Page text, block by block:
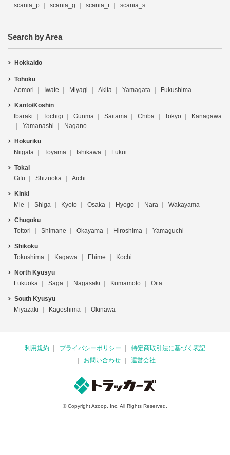
scania_p
scania_g scania_r scania_s
Search by Area
Hokkaido
Tohoku
Aomori
Iwate Miyagi Akita Yamagata Fukushima
Kanto/Koshin
Ibaraki
Tochigi Gunma Saitama Chiba Tokyo
Kanagawa
Yamanashi
Nagano
Hokuriku
Niigata
Toyama Ishikawa Fukui
Tokai
Gifu
Shizuoka Aichi
Kinki
Mie
Shiga Kyoto Osaka Hyogo Nara Wakayama
Chugoku
Tottori
Shimane Okayama Hiroshima Yamaguchi
Shikoku
Tokushima
Kagawa Ehime Kochi
North Kyusyu
Fukuoka
Saga Nagasaki Kumamoto Oita
South Kyusyu
Miyazaki
Kagoshima Okinawa
利用規約 プライバシーポリシー
特定商取引法に基づく表記
お問い合わせ
運営会社
© Copyright Azoop, Inc. All Rights Reserved.